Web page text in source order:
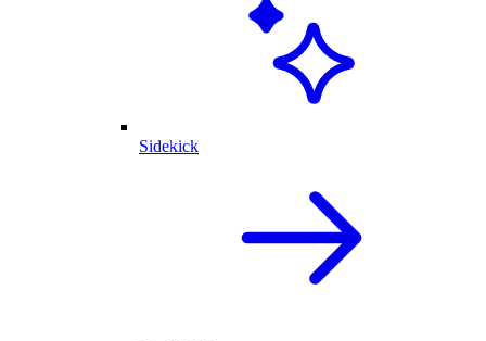
Sidekick